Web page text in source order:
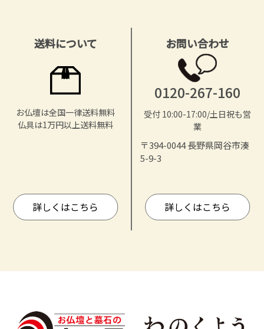
送料について
お仏壇は全国一律送料無料
仏具は1万円以上送料無料
詳しくはこちら
お問い合わせ
0120-267-160
受付 10:00-17:00/土日祝も営
業
〒394-0044 長野県岡谷市湊
5-9-3
詳しくはこちら